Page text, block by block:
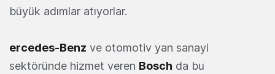
büyük adımlar atıyorlar.
ercedes-Benz ve otomotiv yan sanayi
sektöründe hizmet veren Bosch da bu